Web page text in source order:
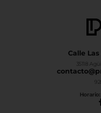
Calle Las
35118
Horario: